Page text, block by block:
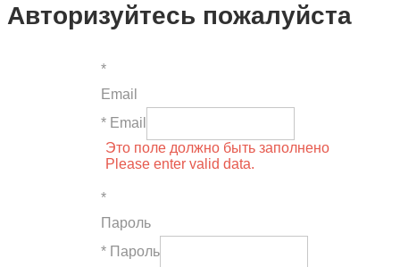
Авторизуйтесь пожалуйста
*
Email
* Email
Это поле должно быть заполнено
Please enter valid data.
*
Пароль
* Пароль